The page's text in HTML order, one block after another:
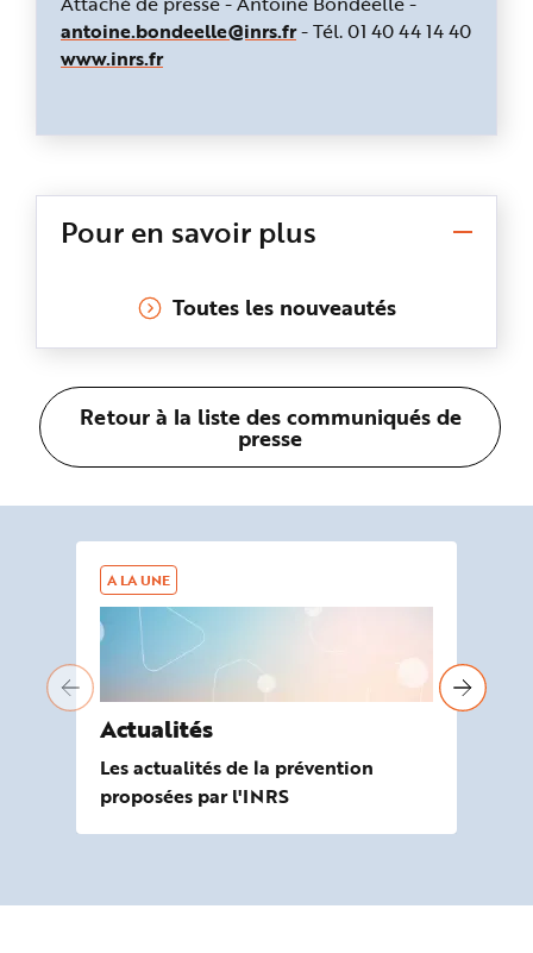
antoine.bondeelle@inrs.fr- Tél. 01 40 44 14 40
www.inrs.fr
Pour en savoir plus
Toutes les nouveautés
Retour à la liste des communiqués de
presse
A LA UNE
Actualités
Les actualités de la prévention
proposées par l'INRS